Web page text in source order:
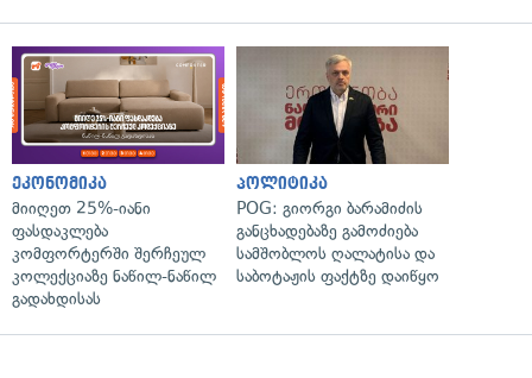
ეკონომიკა
მიიღეთ 25%-იანი
ფასდაკლება
კომფორტერში შერჩეულ
კოლექციაზე ნაწილ-ნაწილ
გადახდისას
პოლიტიკა
POG: გიორგი ბარამიძის
განცხადებაზე გამოძიება
სამშობლოს ღალატისა და
საბოტაჟის ფაქტზე დაიწყო